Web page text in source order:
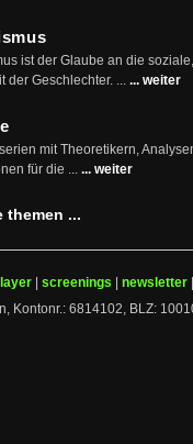
ist der Glaube an die
der Geschlechter. ... ... weiter
mit Theoretikern,
für die ... ... weiter
themen ...
screenings newsletter
Kontonr.: 6814102, BLZ: